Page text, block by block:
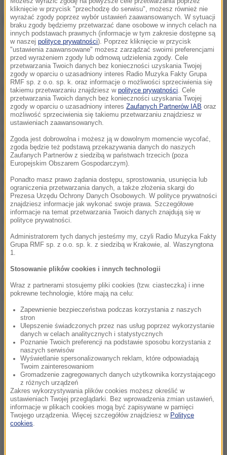
Lagun z krzaka bzu
Zainteresowanie tzw."lagunem" z krzaka bzu
zaczęło się, gdy inspektorzy z KTOZ-u opublikowali
na swoim fanpage'u informację o niezwykłej
interwencji, która miała miejsce w ubiegłą środę
To wówczas jedna z mieszkanek Krakowa poprosiła
o pilną pomoc w związku z"egzotycznym gadem"
który miał znajdować się na jednym z krzaków przed
jej blokiem. Kobieta relacjonowała, że zwierzę jest
brązowe i przypomina... "laguna". Pracownicy KTOZ
zorientowali się, że kobiecie chodzi olegwanai
wyruszyli na miejsce zdarzenia.
Nawet najbardziej błahe zgłoszenie warto sprawdzić
- mówi Joanna Repel. Wielkie jednak było
zaskoczenie, gdy okazało się, że na drzewie
znajduje się nie legwan, a...rogalik typu croissan
Dalsza część artykułu pod materiałem video:
kliknięcie w przycisk "przechodzę do serwisu", możesz również nie
wyrażać zgody poprzez wybór ustawień zaawansowanych. W sytuacji
braku zgody będziemy przetwarzać dane osobowe w innych celach na
innych podstawach prawnych (informacje w tym zakresie dostępne są
w naszej polityce prywatności). Poprzez kliknięcie w przycisk
"ustawienia zaawansowane" możesz zarządzać swoimi preferencjami
przed wyrażeniem zgody lub odmową udzielenia zgody. Cele
przetwarzania Twoich danych bez konieczności uzyskania Twojej
zgody w oparciu o uzasadniony interes Radio Muzyka Fakty Grupa
RMF sp. z o.o. sp. k. oraz informacje o możliwości sprzeciwienia się
takiemu przetwarzaniu znajdziesz w polityce prywatności . Cele
przetwarzania Twoich danych bez konieczności uzyskania Twojej
zgody w oparciu o uzasadniony interes Zaufanych Partnerów IAB oraz
możliwość sprzeciwienia się takiemu przetwarzaniu znajdziesz w
ustawieniach zaawansowanych.
Zgoda jest dobrowolna i możesz ją w dowolnym momencie wycofać,
zgoda będzie też podstawą przekazywania danych do naszych
Zaufanych Partnerów z siedzibą w państwach trzecich (poza
Europejskim Obszarem Gospodarczym).
Ponadto masz prawo żądania dostępu, sprostowania, usunięcia lub
ograniczenia przetwarzania danych, a także złożenia skargi do
Prezesa Urzędu Ochrony Danych Osobowych. W polityce prywatności
znajdziesz informacje jak wykonać swoje prawa. Szczegółowe
informacje na temat przetwarzania Twoich danych znajdują się w
polityce prywatności.
Administratorem tych danych jesteśmy my, czyli Radio Muzyka Fakty
Grupa RMF sp. z o.o. sp. k. z siedzibą w Krakowie, al. Waszyngtona
1.
Stosowanie plików cookies i innych technologii
Wraz z partnerami stosujemy pliki cookies (tzw. ciasteczka) i inne
pokrewne technologie, które mają na celu:
Zapewnienie bezpieczeństwa podczas korzystania z naszych
stron
Ulepszenie świadczonych przez nas usług poprzez wykorzystanie
danych w celach analitycznych i statystycznych
Poznanie Twoich preferencji na podstawie sposobu korzystania z
naszych serwisów
Wyświetlanie spersonalizowanych reklam, które odpowiadają
Twoim zainteresowaniom
Gromadzenie zagregowanych danych użytkownika korzystającego
z różnych urządzeń
Zakres wykorzystywania plików cookies możesz określić w
ustawieniach Twojej przeglądarki. Bez wprowadzenia zmian ustawień,
informacje w plikach cookies mogą być zapisywane w pamięci
Twojego urządzenia. Więcej szczegółów znajdziesz w Polityce
cookies